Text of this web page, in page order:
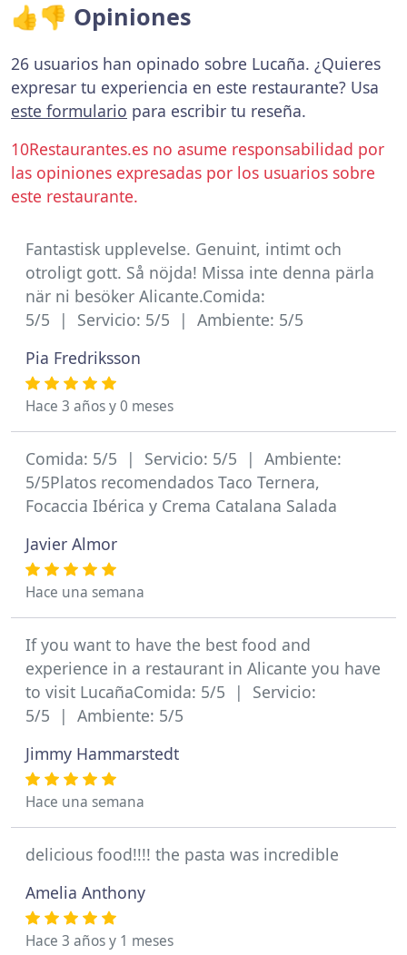
👍👎 Opiniones
26 usuarios han opinado sobre Lucaña. ¿Quieres
expresar tu experiencia en este restaurante? Usa
este formulario para escribir tu reseña.
10Restaurantes.es no asume responsabilidad por
las opiniones expresadas por los usuarios sobre
este restaurante.
Fantastisk upplevelse. Genuint, intimt och
otroligt gott. Så nöjda! Missa inte denna pärla
när ni besöker Alicante.Comida:
5/5 | Servicio: 5/5 | Ambiente: 5/5
Pia Fredriksson
Hace 3 años y 0 meses
Comida: 5/5 | Servicio: 5/5 | Ambiente:
5/5Platos recomendados Taco Ternera,
Focaccia Ibérica y Crema Catalana Salada
Javier Almor
Hace una semana
If you want to have the best food and
experience in a restaurant in Alicante you have
to visit LucañaComida: 5/5 | Servicio:
5/5 | Ambiente: 5/5
Jimmy Hammarstedt
Hace una semana
delicious food!!!! the pasta was incredible
Amelia Anthony
Hace 3 años y 1 meses